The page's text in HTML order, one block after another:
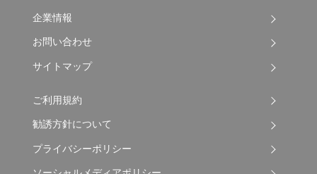
企業情報
お問い合わせ
サイトマップ
ご利用規約
勧誘方針について
プライバシーポリシー